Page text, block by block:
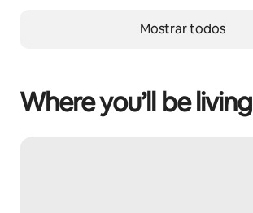
Mostrar todos
Where you’ll be living